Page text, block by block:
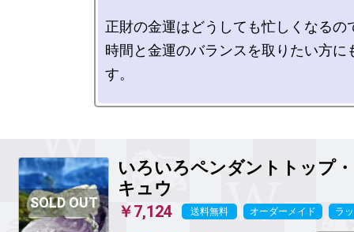
正財の金運はどうしても忙しくなるの
時間と金運のバランスを取りたい方に
す。
いろいろペンダントトップ
キュウ
￥7,124 送料無料 オーダーメイド ラ